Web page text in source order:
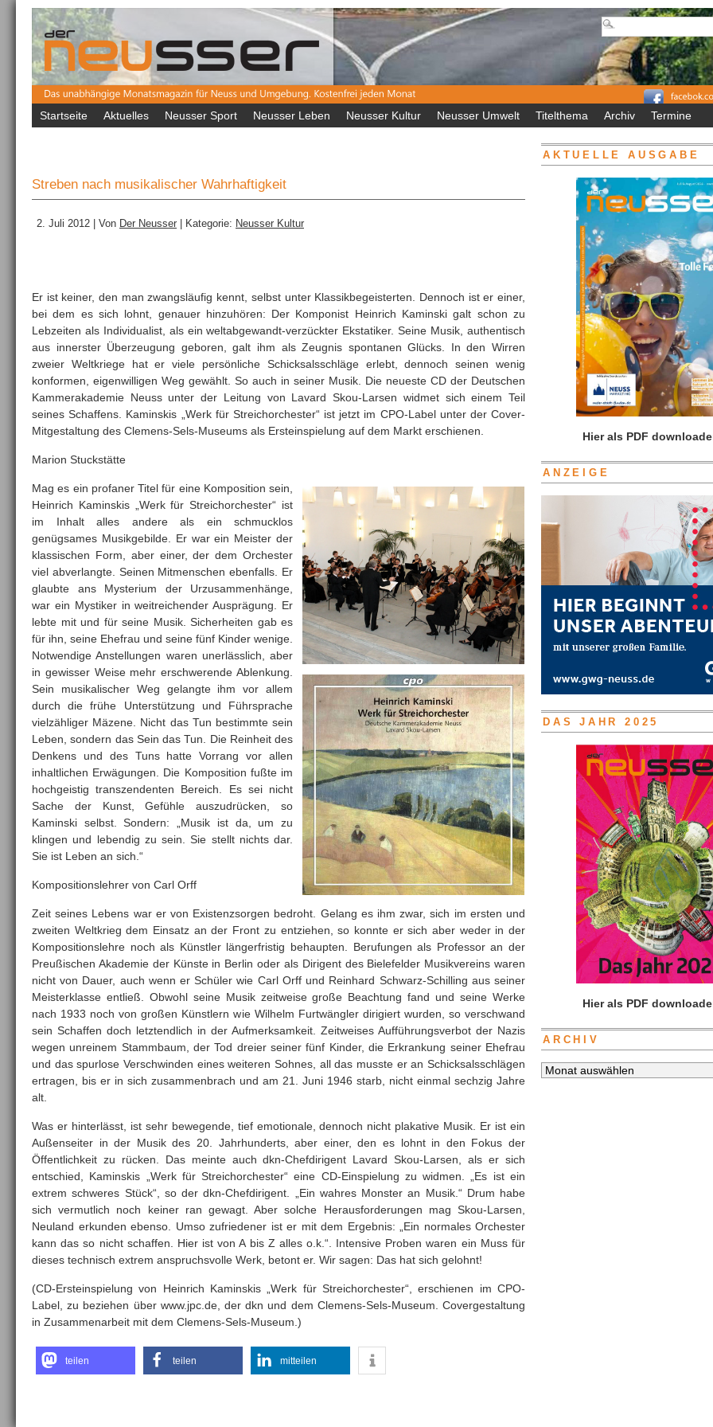
Startseite Aktuelles Neusser Sport Neusser Leben Neusser Kultur Neusser Umwelt Titelthema Archiv Termine
Streben nach musikalischer Wahrhaftigkeit
2. Juli 2012 | Von Der Neusser | Kategorie: Neusser Kultur
Er ist keiner, den man zwangsläufig kennt, selbst unter Klassikbegeisterten. Dennoch ist er einer,
bei dem es sich lohnt, genauer hinzuhören: Der Komponist Heinrich Kaminski galt schon zu
Lebzeiten als Individualist, als ein weltabgewandt-verzückter Ekstatiker. Seine Musik, authentisch
aus innerster Überzeugung geboren, galt ihm als Zeugnis spontanen Glücks. In den Wirren
zweier Weltkriege hat er viele persönliche Schicksalsschläge erlebt, dennoch seinen wenig
konformen, eigenwilligen Weg gewählt. So auch in seiner Musik. Die neueste CD der Deutschen
Kammerakademie Neuss unter der Leitung von Lavard Skou-Larsen widmet sich einem Teil
seines Schaffens. Kaminskis „Werk für Streichorchester“ ist jetzt im CPO-Label unter der Cover-
Mitgestaltung des Clemens-Sels-Museums als Ersteinspielung auf dem Markt erschienen.
Marion Stuckstätte
Mag es ein profaner Titel für eine Komposition sein,
Heinrich Kaminskis „Werk für Streichorchester“ ist
im Inhalt alles andere als ein schmucklos
genügsames Musikgebilde. Er war ein Meister der
klassischen Form, aber einer, der dem Orchester
viel abverlangte. Seinen Mitmenschen ebenfalls. Er
glaubte ans Mysterium der Urzusammenhänge,
war ein Mystiker in weitreichender Ausprägung. Er
lebte mit und für seine Musik. Sicherheiten gab es
für ihn, seine Ehefrau und seine fünf Kinder wenige.
Notwendige Anstellungen waren unerlässlich, aber
in gewisser Weise mehr erschwerende Ablenkung.
Sein musikalischer Weg gelangte ihm vor allem
durch die frühe Unterstützung und Führsprache
vielzähliger Mäzene. Nicht das Tun bestimmte sein
Leben, sondern das Sein das Tun. Die Reinheit des
Denkens und des Tuns hatte Vorrang vor allen
inhaltlichen Erwägungen. Die Komposition fußte im
hochgeistig transzendenten Bereich. Es sei nicht
Sache der Kunst, Gefühle auszudrücken, so
Kaminski selbst. Sondern: „Musik ist da, um zu
klingen und lebendig zu sein. Sie stellt nichts dar.
Sie ist Leben an sich.“
Kompositionslehrer von Carl Orff
Zeit seines Lebens war er von Existenzsorgen bedroht. Gelang es ihm zwar, sich im ersten und
zweiten Weltkrieg dem Einsatz an der Front zu entziehen, so konnte er sich aber weder in der
Kompositionslehre noch als Künstler längerfristig behaupten. Berufungen als Professor an der
Preußischen Akademie der Künste in Berlin oder als Dirigent des Bielefelder Musikvereins waren
nicht von Dauer, auch wenn er Schüler wie Carl Orff und Reinhard Schwarz-Schilling aus seiner
Meisterklasse entließ. Obwohl seine Musik zeitweise große Beachtung fand und seine Werke
nach 1933 noch von großen Künstlern wie Wilhelm Furtwängler dirigiert wurden, so verschwand
sein Schaffen doch letztendlich in der Aufmerksamkeit. Zeitweises Aufführungsverbot der Nazis
wegen unreinem Stammbaum, der Tod dreier seiner fünf Kinder, die Erkrankung seiner Ehefrau
und das spurlose Verschwinden eines weiteren Sohnes, all das musste er an Schicksalsschlägen
ertragen, bis er in sich zusammenbrach und am 21. Juni 1946 starb, nicht einmal sechzig Jahre
alt.
Was er hinterlässt, ist sehr bewegende, tief emotionale, dennoch nicht plakative Musik. Er ist ein
Außenseiter in der Musik des 20. Jahrhunderts, aber einer, den es lohnt in den Fokus der
Öffentlichkeit zu rücken. Das meinte auch dkn-Chefdirigent Lavard Skou-Larsen, als er sich
entschied, Kaminskis „Werk für Streichorchester“ eine CD-Einspielung zu widmen. „Es ist ein
extrem schweres Stück“, so der dkn-Chefdirigent. „Ein wahres Monster an Musik.“ Drum habe
sich vermutlich noch keiner ran gewagt. Aber solche Herausforderungen mag Skou-Larsen,
Neuland erkunden ebenso. Umso zufriedener ist er mit dem Ergebnis: „Ein normales Orchester
kann das so nicht schaffen. Hier ist von A bis Z alles o.k.“. Intensive Proben waren ein Muss für
dieses technisch extrem anspruchsvolle Werk, betont er. Wir sagen: Das hat sich gelohnt!
(CD-Ersteinspielung von Heinrich Kaminskis „Werk für Streichorchester“, erschienen im CPO-
Label, zu beziehen über www.jpc.de, der dkn und dem Clemens-Sels-Museum. Covergestaltung
in Zusammenarbeit mit dem Clemens-Sels-Museum.)
teilen teilen mitteilen
AKTUELLE AUSGABE
Hier als PDF
ANZEIGE
DAS JAHR 2025
Hier als PDF
ARCHIV
Archiv